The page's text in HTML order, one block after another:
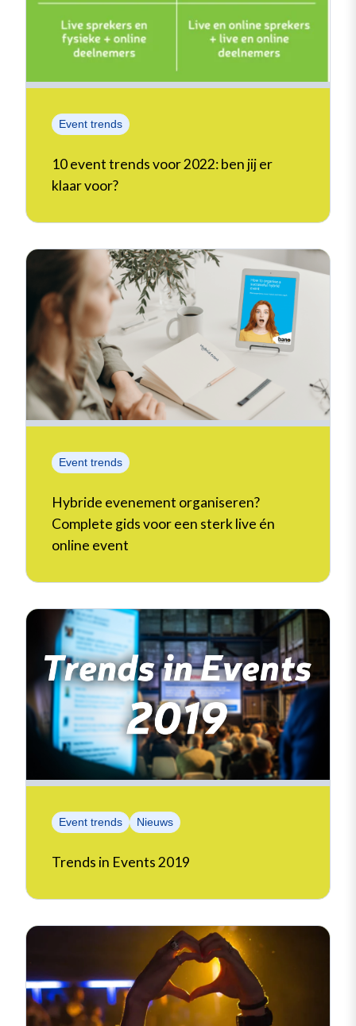
Event trends
10 event trends voor 2022: ben jij er
klaar voor?
Event trends
Hybride evenement organiseren?
Complete gids voor een sterk live én
online event
Event trends Nieuws
Trends in Events 2019